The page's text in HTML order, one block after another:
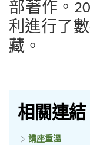
部著作。
利進行了
藏。
相關連結
講座重溫